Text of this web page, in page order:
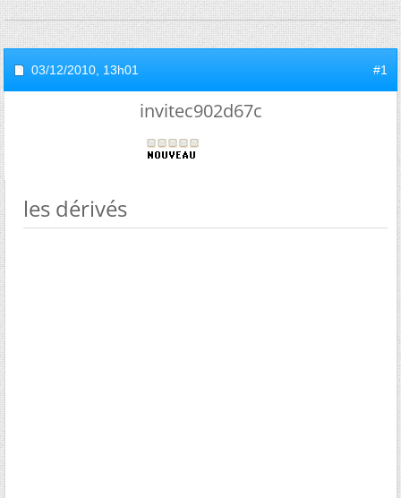
03/12/2010, 13h01 #1
invitec902d67c
les dérivés